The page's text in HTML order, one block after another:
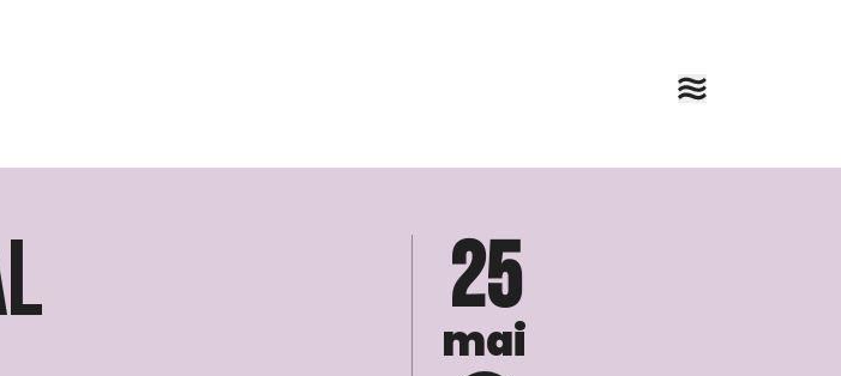
25
mai